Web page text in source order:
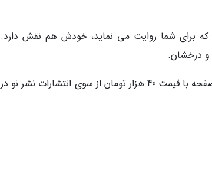
که برای شما روایت می نماید، خودش هم نقش دارد.
و درخشان.
چاپ نخست کتاب واقعیت ناپیدا در قطع وزیری، جلد شومیز و 263 صفحه با قیمت 40 هزار تومان از سوی انتشارات نشر نو در